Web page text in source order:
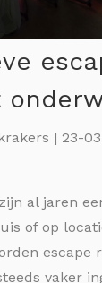
| 23-
al jaren
of op
escape
vaker